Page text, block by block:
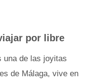
por libre
de las joyitas
de Málaga, vive en